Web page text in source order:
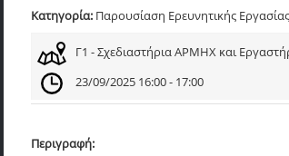
Κατηγορία: Παρουσίαση Ερευνητικής Εργασίας
Γ1 - Σχεδιαστήρια ΑΡΜΗΧ και
23/09/2025 16:00 - 17:00
Περιγραφή: